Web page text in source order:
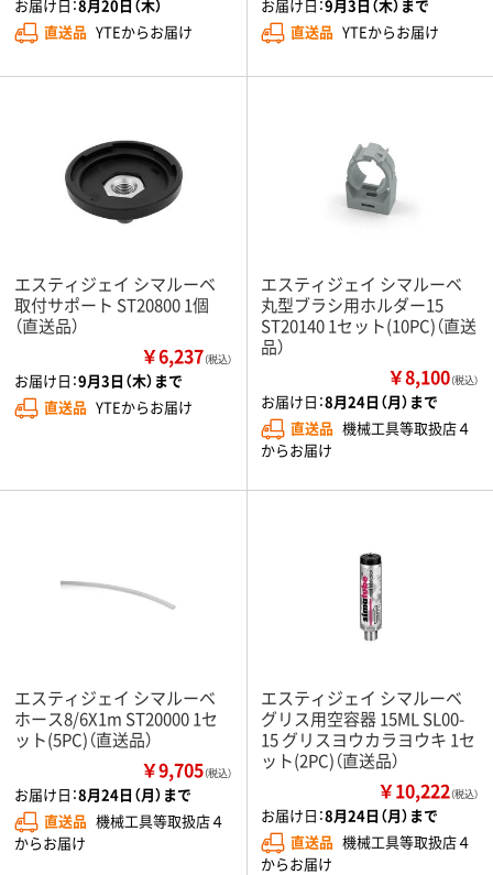
お届け日：8月20日（木）
直送品 YTEからお届け
お届け日：9月3日（木）まで
直送品 YTEからお届け
エスティジェイ シマルーベ
取付サポート ST20800 1個
（直送品）
￥6,237（税込）
お届け日：9月3日（木）まで
直送品 YTEからお届け
エスティジェイ シマルーベ
丸型ブラシ用ホルダー15
ST20140 1セット(10PC)（直送
品）
￥8,100（税込）
お届け日：8月24日（月）まで
直送品 機械工具等取扱店４
からお届け
エスティジェイ シマルーベ
ホース8/6X1m ST20000 1セ
ット(5PC)（直送品）
￥9,705（税込）
お届け日：8月24日（月）まで
直送品 機械工具等取扱店４
からお届け
エスティジェイ シマルーベ
グリス用空容器 15ML SL00-
15 グリスヨウカラヨウキ 1セ
ット(2PC)（直送品）
￥10,222（税込）
お届け日：8月24日（月）まで
直送品 機械工具等取扱店４
からお届け